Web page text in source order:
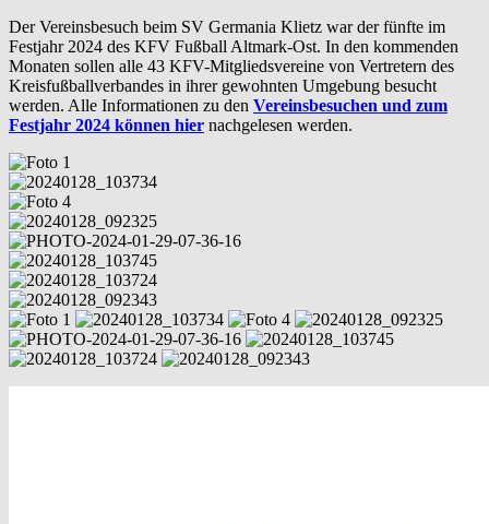
Der Vereinsbesuch beim SV Germania Klietz war der fünfte im
Festjahr 2024 des KFV Fußball Altmark-Ost. In den kommenden
Monaten sollen alle 43 KFV-Mitgliedsvereine von Vertretern des
Kreisfußballverbandes in ihrer gewohnten Umgebung besucht
werden. Alle Informationen zu den Vereinsbesuchen und zum
Festjahr 2024 können hier nachgelesen werden.